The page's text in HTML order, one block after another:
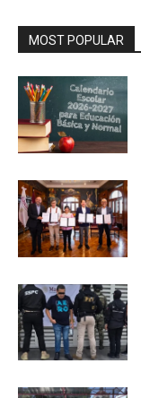
MOST POPULAR